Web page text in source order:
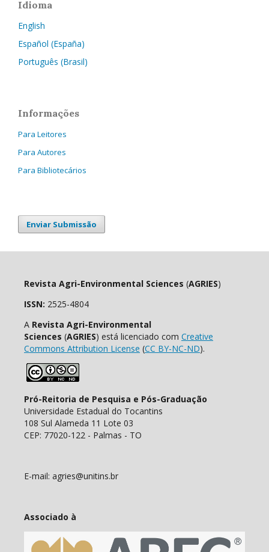
Idioma
English
Español (España)
Português (Brasil)
Informações
Para Leitores
Para Autores
Para Bibliotecários
Enviar Submissão
Revista Agri-Environmental Sciences (AGRIES)
ISSN: 2525-4804
A Revista Agri-Environmental
Sciences (AGRIES) está licenciado com Creative
Commons Attribution License (CC BY-NC-ND).
Pró-Reitoria de Pesquisa e Pós-Graduação
Universidade Estadual do Tocantins
108 Sul Alameda 11 Lote 03
CEP: 77020-122 - Palmas - TO
E-mail: agries@unitins.br
Associado à